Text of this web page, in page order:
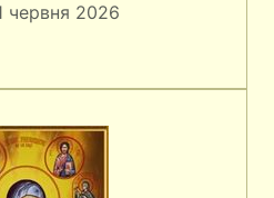
червня 2026